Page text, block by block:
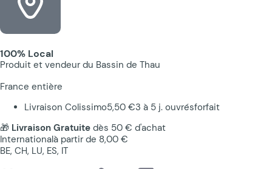
100% Local
Produit et vendeur du Bassin de Thau
France entière
Livraison Colissimo5,50 €3 à 5 j. ouvrésforfait
🎁 Livraison Gratuite dès 50 € d'achat
Internationalà partir de 8,00 €
BE, CH, LU, ES, IT